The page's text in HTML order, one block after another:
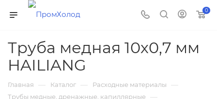
0
Труба медная 10х0,7 мм
HAILIANG
Главная — Каталог — Расходные материалы —
Трубы медные, дренажные, капиллярные —